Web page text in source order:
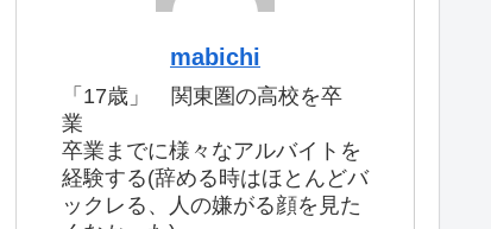
mabichi
「17歳」 関東圏の高校を卒
業
卒業までに様々なアルバイトを
経験する(辞める時はほとんどバ
ックレる、人の嫌がる顔を見た